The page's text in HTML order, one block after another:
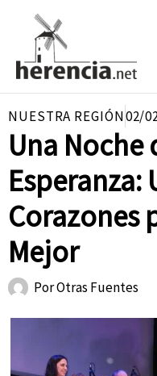
contenido
NUESTRA REGIÓN02/
Una
Esperanza:
Corazones
Mejor
PorOtras Fuentes